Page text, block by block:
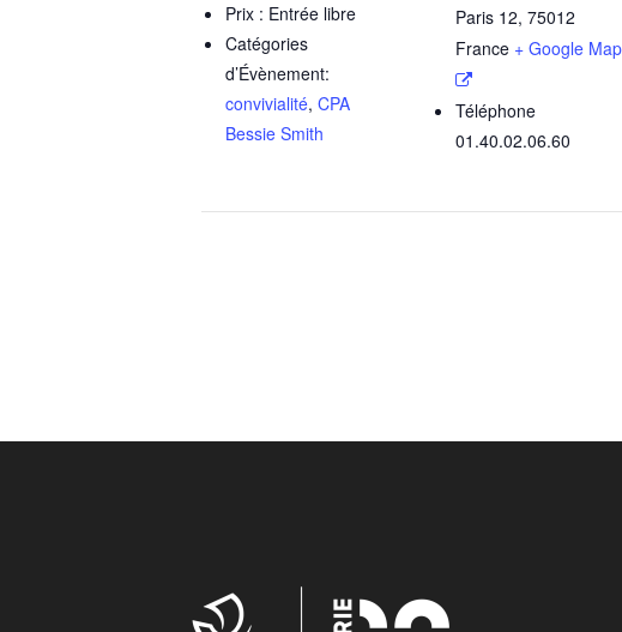
Prix : Entrée libre
Catégories
d’Évènement:
convivialité, CPA
Bessie Smith
Paris 12, 75012
France + Google Map
Téléphone
01.40.02.06.60